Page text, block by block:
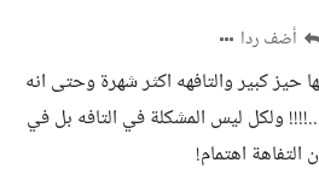
أضف ردا
حيز كبير والتافهه اكثر شهرة وحتى انه
ولكل ليس المشكلة في التافه بل في
اهتمام!